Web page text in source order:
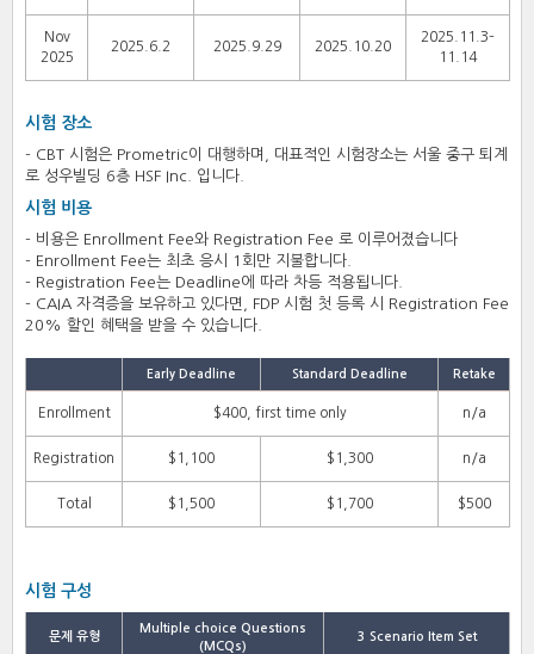
Nov
2025
2025.6.2 2025.9.29 2025.10.20
2025.11.3–
11.14
시험 장소
- CBT 시험은 Prometric이 대행하며, 대표적인 시험장소는 서울 중구 퇴계
로 성우빌딩 6층 HSF Inc. 입니다.
시험 비용
- 비용은 Enrollment Fee와 Registration Fee 로 이루어졌습니다
- Enrollment Fee는 최초 응시 1회만 지불합니다.
- Registration Fee는 Deadline에 따라 차등 적용됩니다.
- CAIA 자격증을 보유하고 있다면, FDP 시험 첫 등록 시 Registration Fee
20% 할인 혜택을 받을 수 있습니다.
Early Deadline Standard Deadline Retake
Enrollment $400, first time only n/a
Registration $1,100 $1,300 n/a
Total $1,500 $1,700 $500
시험 구성
문제 유형
Multiple choice Questions
(MCQs)
3 Scenario Item Set